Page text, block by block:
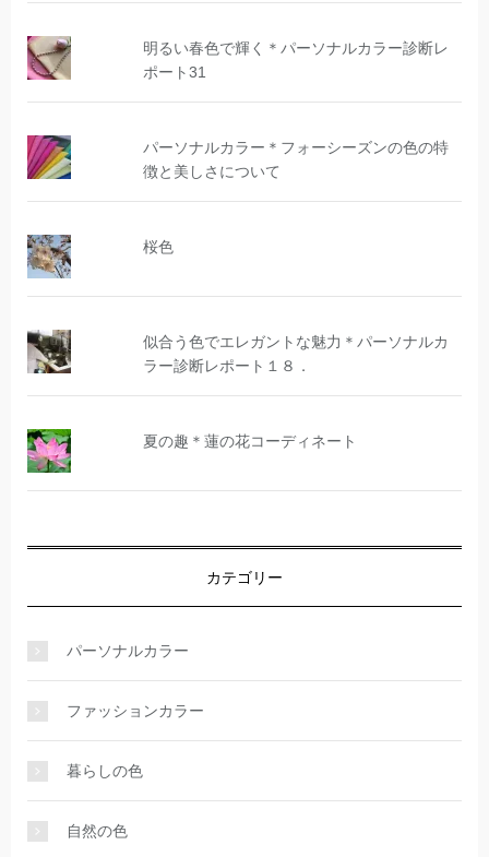
明るい春色で輝く＊パーソナルカラー診断レ
ポート31
パーソナルカラー＊フォーシーズンの色の特
徴と美しさについて
桜色
似合う色でエレガントな魅力＊パーソナルカ
ラー診断レポート１８．
夏の趣＊蓮の花コーディネート
カテゴリー
パーソナルカラー
ファッションカラー
暮らしの色
自然の色